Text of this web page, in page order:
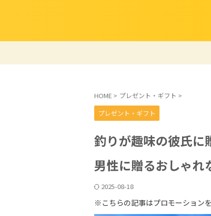
HOME > プレゼント・ギフト >
プレゼント・ギフト
釣りが趣味の彼氏に
男性に贈るおしゃれ
2025-08-18
※こちらの記事はプロモーションを